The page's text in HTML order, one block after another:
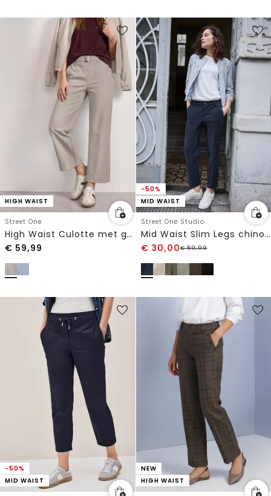
HIGH WAIST
Street One
High Waist Culotte met gespdetails
€ 59,99
-50%
MID WAIST
Street One Studio
Mid Waist Slim Legs chino's in een casual fit
€ 30,00€59,99
-50%
MID WAIST
NEW
HIGH WAIST